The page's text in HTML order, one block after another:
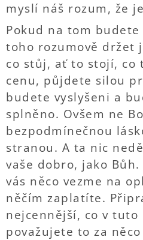
myslí náš rozum, že
Pokud na tom
toho rozumově držet
co stůj, ať to stojí, co
cenu, půjdete silou
budete vyslyšeni a
splněno. Ovšem ne
bezpodmínečnou
stranou. A ta nic
vaše dobro, jako
vás něco vezme na
něčím zaplatíte.
nejcennější, co v
považujete to za